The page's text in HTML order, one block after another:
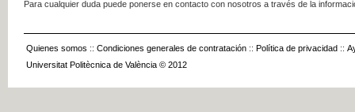
Para cualquier duda puede ponerse en contacto con nosotros a través de la
Quienes somos :: Condiciones generales de contratación :: Política de privacidad ::
Universitat Politècnica de València © 2012